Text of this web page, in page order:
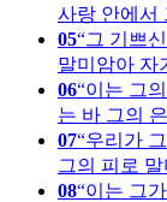
사랑 안에서
05 그 기쁘
말미암아 자
06 이는 그
는 바 그의
07 우리가
그의 피로
08 이는 그